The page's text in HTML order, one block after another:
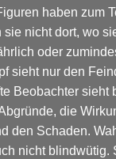
haben zum
sie nicht dort, wo
oder
sieht nur den
Beobachter sieht
die
den Schaden.
nicht blindwütig.